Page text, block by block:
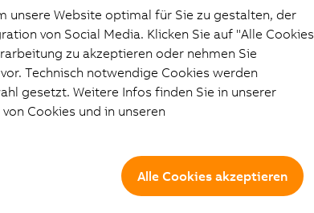
unsere Website optimal für Sie zu gestalten, der
von Social Media. Klicken Sie auf "Alle Cookies
zu akzeptieren oder nehmen Sie
vor. Technisch notwendige Cookies werden
gesetzt. Weitere Infos finden Sie in unserer
Cookies und in unseren
Alle Cookies akzeptieren